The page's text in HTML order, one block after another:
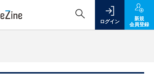
ログイン
新規
会員登録